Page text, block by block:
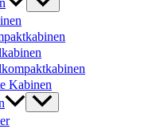
Kabinen